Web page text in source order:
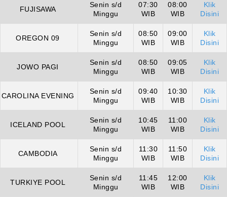
FUJISAWA
Senin s/d
Minggu
07:30
WIB
08:00
WIB
Klik
Disini
OREGON 09
Senin s/d
Minggu
08:50
WIB
09:00
WIB
Klik
Disini
JOWO PAGI
Senin s/d
Minggu
08:50
WIB
09:05
WIB
Klik
Disini
CAROLINA EVENING
Senin s/d
Minggu
09:40
WIB
10:30
WIB
Klik
Disini
ICELAND POOL
Senin s/d
Minggu
10:45
WIB
11:00
WIB
Klik
Disini
CAMBODIA
Senin s/d
Minggu
11:30
WIB
11:50
WIB
Klik
Disini
TURKIYE POOL
Senin s/d
Minggu
11:45
WIB
12:00
WIB
Klik
Disini